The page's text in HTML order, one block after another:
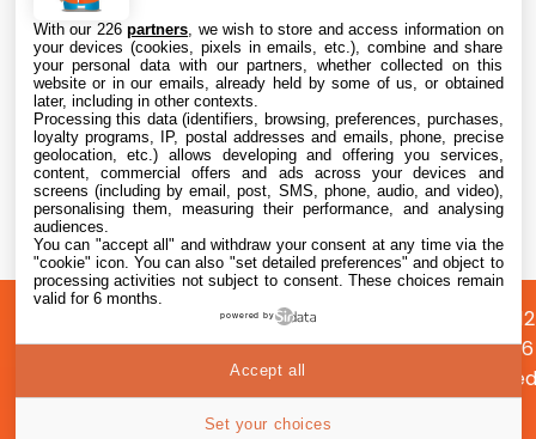
La carte pour compte Apple débarque dans
4 pays européens
6 Aug. 2026 • 17:40
propos
Préférences
cookies
Confidentialité
©
2026
|
With our 226partners , we wish to store and access information on
your devices (cookies, pixels in emails, etc.), combine and share
your personal data with our partners, whether collected on this
website or in our emails, already held by some of us, or obtained
later, including in other contexts.
Processing this data (identifiers, browsing, preferences, purchases,
loyalty programs, IP, postal addresses and emails, phone, precise
geolocation, etc.) allows developing and offering you services,
content, commercial offers and ads across your devices and
screens (including by email, post, SMS, phone, audio, and video),
personalising them, measuring their performance, and analysing
audiences.
You can "accept all" and withdraw your consent at any time via the
"cookie" icon. You can also "set detailed preferences" and object to
processing activities not subject to consent. These choices remain
valid for 6 months.
powered by
Set your choices
Accept all